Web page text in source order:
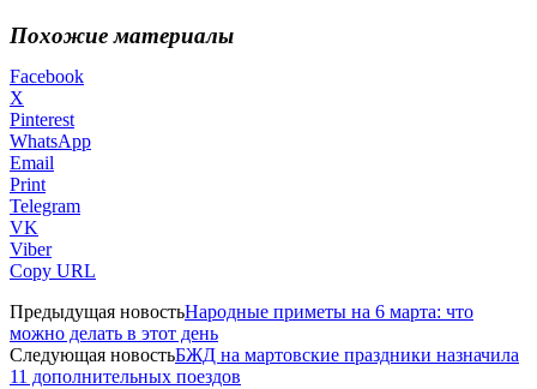
Похожие материалы
Facebook
X
Pinterest
WhatsApp
Email
Print
Telegram
VK
Viber
Copy URL
Предыдущая новостьНародные приметы на 6 марта: что
можно делать в этот день
Следующая новостьБЖД на мартовские праздники назначила
11 дополнительных поездов